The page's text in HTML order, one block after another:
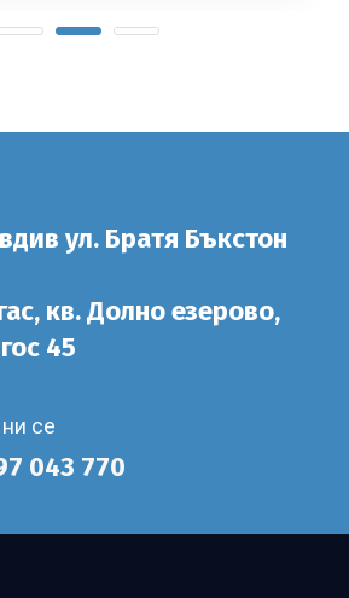
ул. Братя Бъкстон
кв. Долно езерово,
45
се
043 770